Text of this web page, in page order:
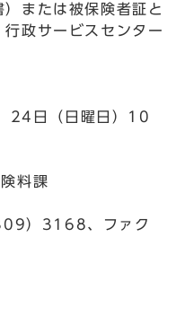
または被保険者証と
政サービスセンター
24日（日曜日）10
料課
）3168、ファク